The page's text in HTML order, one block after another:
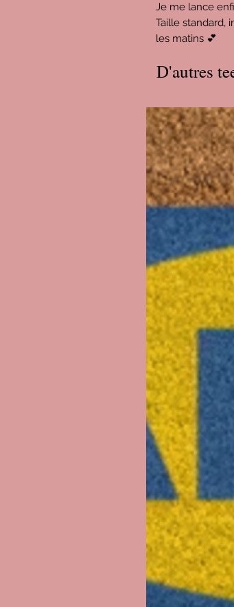
Je me lance
Taille standard,
les matins 💕
D'autres